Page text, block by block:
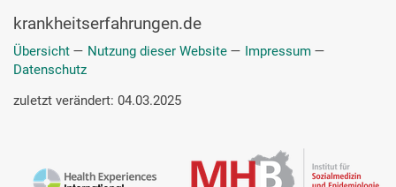
krankheitserfahrungen.de
Übersicht — Nutzung dieser Website — Impressum —
Datenschutz
zuletzt verändert: 04.03.2025